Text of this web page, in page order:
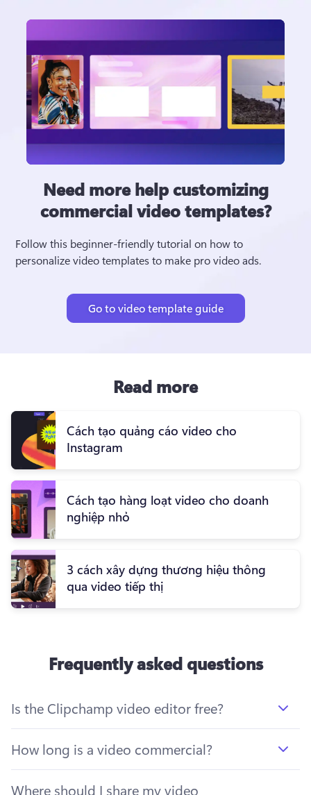
Need more help customizing
commercial video templates?
Follow this beginner-friendly tutorial on how to
personalize video templates to make pro video ads.
Go to video template guide
Read more
Cách tạo quảng cáo video cho
Instagram
Cách tạo hàng loạt video cho doanh
nghiệp nhỏ
3 cách xây dựng thương hiệu thông
qua video tiếp thị
Frequently asked questions
Is the Clipchamp video editor free?
How long is a video commercial?
Where should I share my video